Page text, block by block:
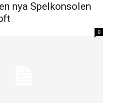
nya Spelkonsolen
0